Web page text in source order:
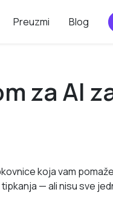
Preuzmi Blog
za AI
koja vam
— ali nisu sve